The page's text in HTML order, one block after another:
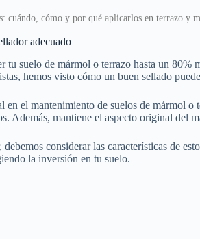
cuándo, cómo y por qué aplicarlos en terrazo y
adecuado
tu suelo de mármol o terrazo hasta un
hemos visto cómo un buen sellado
en el mantenimiento de suelos de mármol
Además, mantiene el aspecto original del
considerar las características de
la inversión en tu suelo.